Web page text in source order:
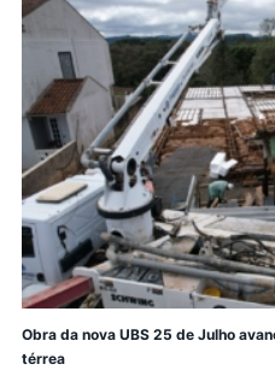
Obra da nova UBS 25 de Julho
térrea